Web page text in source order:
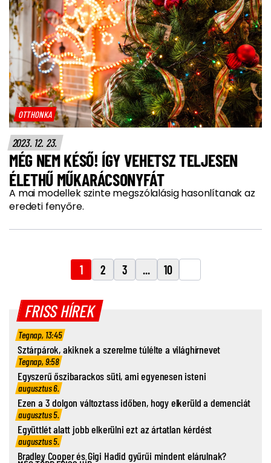
OTTHONKA
2023. 12. 23.
MÉG NEM KÉSŐ! ÍGY VEHETSZ TELJESEN
ÉLETHŰ MŰKARÁCSONYFÁT
A mai modellek szinte megszólalásig hasonlítanak az
eredeti fenyőre.
1 2 3 ... 10
FRISS HÍREK
Tegnap, 13:45
Sztárpárok, akiknek a szerelme túlélte a világhírnevet
Tegnap, 9:58
Egyszerű őszibarackos süti, ami egyenesen isteni
augusztus 6.
Ezen a 3 dolgon változtass időben, hogy elkerüld a demenciát
augusztus 5.
Együttlét alatt jobb elkerülni ezt az ártatlan kérdést
augusztus 5.
Bradley Cooper és Gigi Hadid gyűrűi mindent elárulnak?